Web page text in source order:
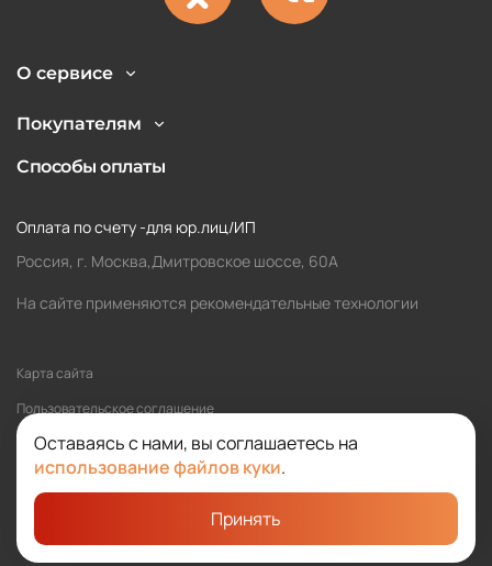
Оставаясь с нами, вы соглашаетесь на
использование файлов куки.
Принять
О сервисе
Покупателям
Способы оплаты
Оплата по счету -для юр.лиц/ИП
Россия, г. Москва,Дмитровское шоссе, 60А
На сайте применяются рекомендательные технологии
Карта сайта
Политика обработки персональных данных
Пользовательское соглашение